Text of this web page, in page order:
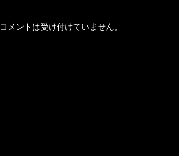
コメントは受け付けていません。